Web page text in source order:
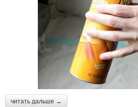
читать дальше →